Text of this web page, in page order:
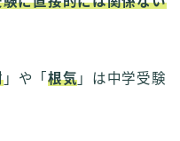
」や「 根気 」は中学受験